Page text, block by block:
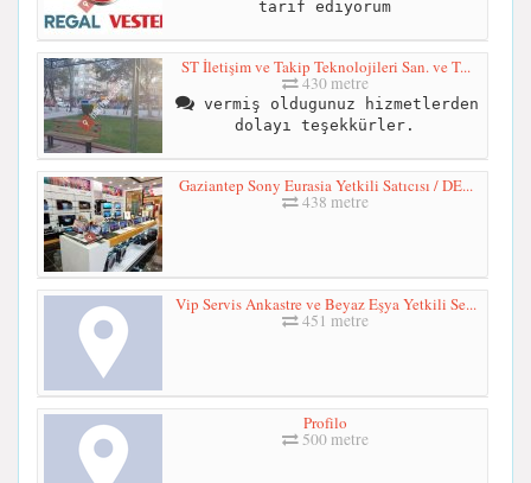
tarif ediyorum
ST İletişim ve Takip Teknolojileri San. ve T...
430 metre
vermiş oldugunuz hizmetlerden
dolayı teşekkürler.
Gaziantep Sony Eurasia Yetkili Satıcısı / DE...
438 metre
Vip Servis Ankastre ve Beyaz Eşya Yetkili Se...
451 metre
Profilo
500 metre